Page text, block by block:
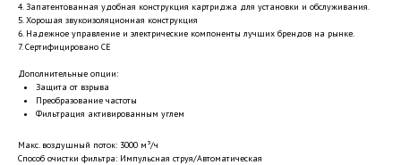
4. Запатентованная удобная конструкция картриджа для установки и обслуживания.
5. Хорошая звукоизоляционная конструкция
6. Надежное управление и электрические компоненты лучших брендов на рынке.
7. Сертифицировано CE
Дополнительные опции:
Защита от взрыва
Преобразование частоты
Фильтрация активированным углем
Макс. воздушный поток: 3000 м³/ч
Способ очистки фильтра: Импульсная струя/Автоматическая